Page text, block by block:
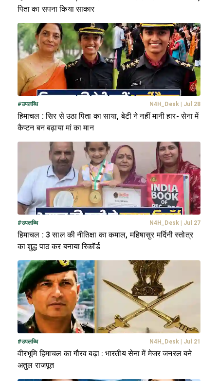
पिता का सपना किया साकार
#उपलब्धि N4H_Desk| Jul 28
हिमाचल : सिर से उठा पिता का साया, बेटी ने नहीं मानी हार- सेना में
कैप्टन बन बढ़ाया मां का मान
#उपलब्धि N4H_Desk| Jul 27
हिमाचल : 3 साल की नीतिक्षा का कमाल, महिषासुर मर्दिनी स्तोत्र
का शुद्ध पाठ कर बनाया रिकॉर्ड
#उपलब्धि N4H_Desk| Jul 21
वीरभूमि हिमाचल का गौरव बढ़ा : भारतीय सेना में मेजर जनरल बने
अतुल राजपूत